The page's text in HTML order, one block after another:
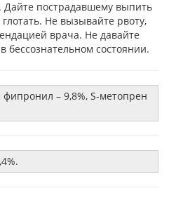
пострадавшему выпить
Не вызывайте рвоту,
врача. Не давайте
бессознательном состоянии.
фипронил – 9,8%, S-метопрен